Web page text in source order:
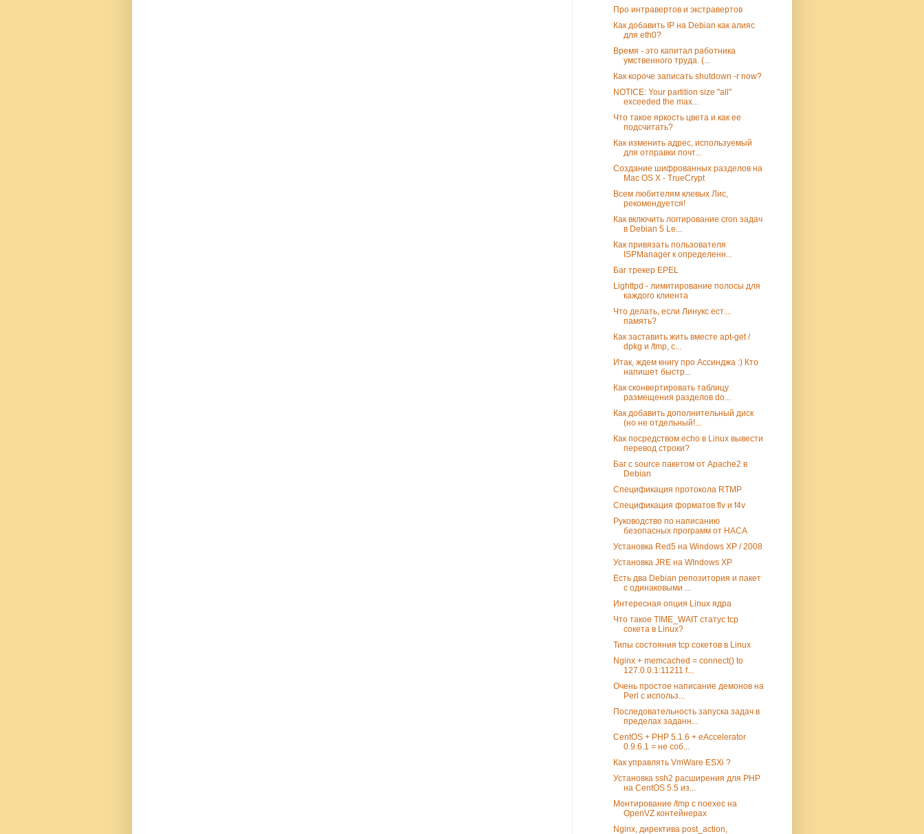
Про интравертов и экстравертов
Как добавить IP на Debian как алияс
для eth0?
Время - это капитал работника
умственного труда. (...
Как короче записать shutdown -r now?
NOTICE: Your partition size "all"
exceeded the max...
Что такое яркость цвета и как ее
подсчитать?
Как изменить адрес, используемый
для отправки почт...
Создание шифрованных разделов на
Mac OS X - TrueCrypt
Всем любителям клевых Лис,
рекомендуется!
Как включить логгирование cron задач
в Debian 5 Le...
Как привязать пользователя
ISPManager к определенн...
Баг трекер EPEL
Lighttpd - лимитирование полосы для
каждого клиента
Что делать, если Линукс ест....
память?
Как заставить жить вместе apt-get /
dpkg и /tmp, с...
Итак, ждем книгу про Ассинджа :) Кто
напишет быстр...
Как сконвертировать таблицу
размещения разделов do...
Как добавить дополнительный диск
(но не отдельный!...
Как посредством echo в Linux вывести
перевод строки?
Баг с source пакетом от Apache2 в
Debian
Спецификация протокола RTMP
Спецификация форматов flv и f4v
Руководство по написанию
безопасных программ от НАСА
Установка Red5 на Windows XP / 2008
Установка JRE на WIndows XP
Есть два Debian репозитория и пакет
с одинаковыми ...
Интересная опция Linux ядра
Что такое TIME_WAIT статус tcp
сокета в Linux?
Типы состояния tcp сокетов в Linux
Nginx + memcached = connect() to
127.0.0.1:11211 f...
Очень простое написание демонов на
Perl с использ...
Последовательность запуска задач в
пределах заданн...
CentOS + PHP 5.1.6 + eAccelerator
0.9.6.1 = не соб...
Как управлять VmWare ESXi ?
Установка ssh2 расширения для PHP
на CentOS 5.5 из...
Монтирование /tmp с noexec на
OpenVZ контейнерах
Nginx, директива post_action,